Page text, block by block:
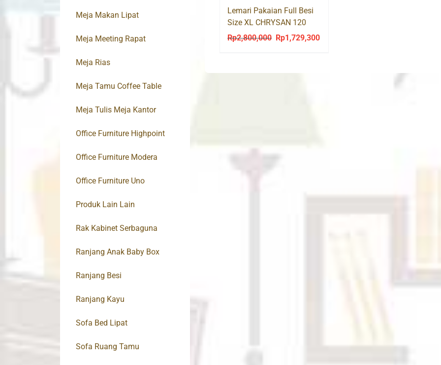
Lemari Pakaian Full Besi
Size XL CHRYSAN 120
Cermin
Rp2,800,000 Original
Rp1,729,300Current
Meja Makan Lipat
Meja Meeting Rapat
Meja Rias
Meja Tamu Coffee Table
Meja Tulis Meja Kantor
Office Furniture Highpoint
Office Furniture Modera
Office Furniture Uno
Produk Lain Lain
Rak Kabinet Serbaguna
Ranjang Anak Baby Box
Ranjang Besi
Ranjang Kayu
Sofa Bed Lipat
Sofa Ruang Tamu